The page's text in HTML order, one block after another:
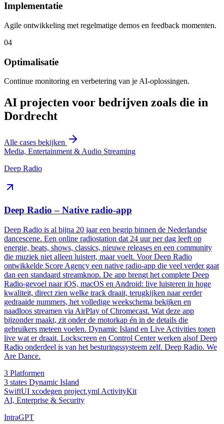
Implementatie
Agile ontwikkeling met regelmatige demos en feedback momenten.
04
Optimalisatie
Continue monitoring en verbetering van je AI-oplossingen.
AI projecten voor bedrijven zoals die in
Dordrecht
Alle cases bekijken
Media, Entertainment & Audio Streaming
Deep Radio
Deep Radio – Native radio-app
Deep Radio is al bijna 20 jaar een begrip binnen de Nederlandse
dancescene. Een online radiostation dat 24 uur per dag leeft op
energie, beats, shows, classics, nieuwe releases en een community
die muziek niet alleen luistert, maar voelt. Voor Deep Radio
ontwikkelde Score Agency een native radio-app die veel verder gaat
dan een standaard streamknop. De app brengt het complete Deep
Radio-gevoel naar iOS, macOS en Android: live luisteren in hoge
kwaliteit, direct zien welke track draait, terugkijken naar eerder
gedraaide nummers, het volledige weekschema bekijken en
naadloos streamen via AirPlay of Chromecast. Wat deze app
bijzonder maakt, zit onder de motorkap én in de details die
gebruikers meteen voelen. Dynamic Island en Live Activities tonen
live wat er draait. Lockscreen en Control Center werken alsof Deep
Radio onderdeel is van het besturingssysteem zelf. Deep Radio. We
Are Dance.
3 Platformen
3 states Dynamic Island
SwiftUI xcodegen project.yml ActivityKit
AI, Enterprise & Security
IntraGPT